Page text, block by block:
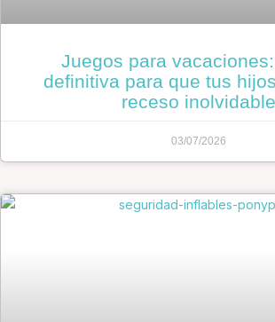
Juegos para
definitiva para que tus
receso inolvidable
03/07/2026